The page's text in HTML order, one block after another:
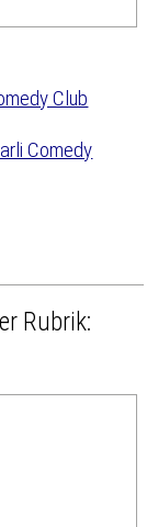
Rubrik: